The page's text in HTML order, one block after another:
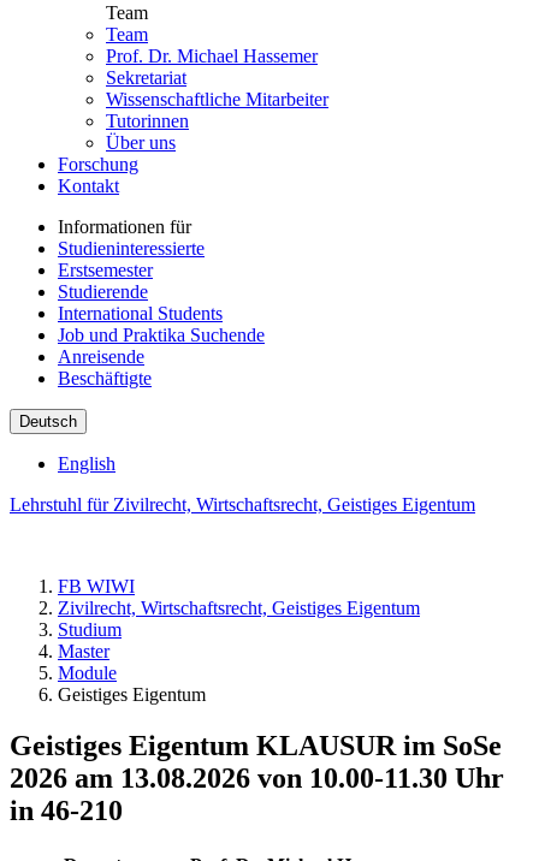
Team
Team
Prof. Dr. Michael Hassemer
Sekretariat
Wissenschaftliche Mitarbeiter
Tutorinnen
Über uns
Forschung
Kontakt
Informationen für
Studieninteressierte
Erstsemester
Studierende
International Students
Job und Praktika Suchende
Anreisende
Beschäftigte
Deutsch
English
Lehrstuhl für Zivilrecht, Wirtschaftsrecht, Geistiges Eigentum
FB WIWI
Zivilrecht, Wirtschaftsrecht, Geistiges Eigentum
Studium
Master
Module
Geistiges Eigentum
Geistiges Eigentum KLAUSUR im SoSe
2026 am 13.08.2026 von 10.00-11.30 Uhr
in 46-210